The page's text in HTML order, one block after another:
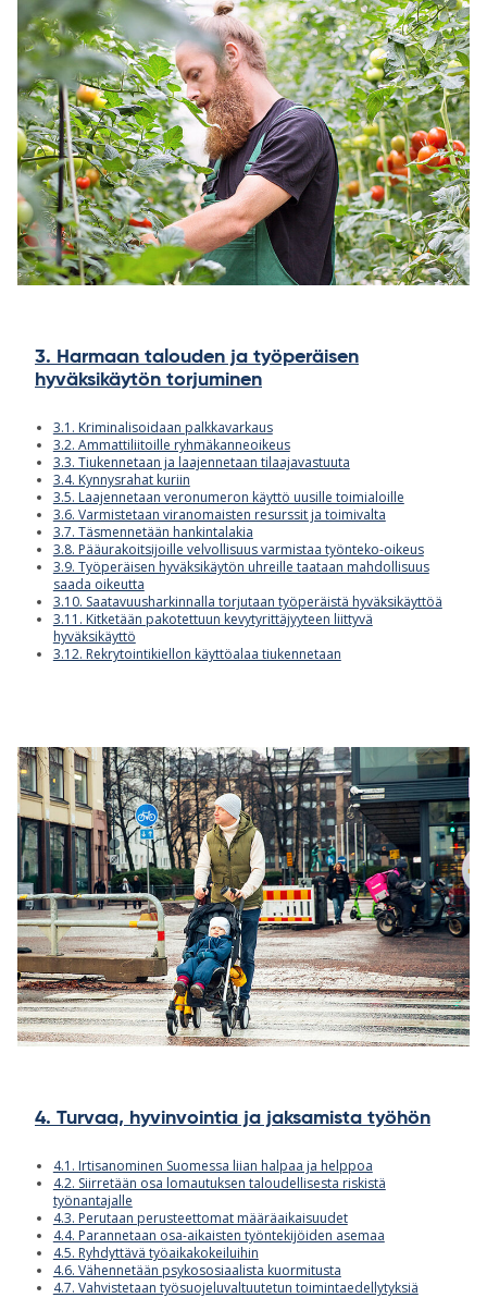
3. Harmaan talouden ja työperäisen
hyväksikäytön torjuminen
3.1. Kriminalisoidaan palkkavarkaus
3.2. Ammattiliitoille ryhmäkanneoikeus
3.3. Tiukennetaan ja laajennetaan tilaajavastuuta
3.4. Kynnysrahat kuriin
3.5. Laajennetaan veronumeron käyttö uusille toimialoille
3.6. Varmistetaan viranomaisten resurssit ja toimivalta
3.7. Täsmennetään hankintalakia
3.8. Pääurakoitsijoille velvollisuus varmistaa työnteko-oikeus
3.9. Työperäisen hyväksikäytön uhreille taataan mahdollisuus
saada oikeutta
3.10. Saatavuusharkinnalla torjutaan työperäistä hyväksikäyttöä
3.11. Kitketään pakotettuun kevytyrittäjyyteen liittyvä
hyväksikäyttö
3.12. Rekrytointikiellon käyttöalaa tiukennetaan
4. Turvaa, hyvinvointia ja jaksamista työhön
4.1. Irtisanominen Suomessa liian halpaa ja helppoa
4.2. Siirretään osa lomautuksen taloudellisesta riskistä
työnantajalle
4.3. Perutaan perusteettomat määräaikaisuudet
4.4. Parannetaan osa-aikaisten työntekijöiden asemaa
4.5. Ryhdyttävä työaikakokeiluihin
4.6. Vähennetään psykososiaalista kuormitusta
4.7. Vahvistetaan työsuojeluvaltuutetun toimintaedellytyksiä